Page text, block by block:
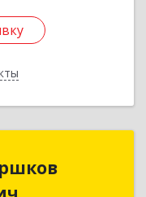
ИП Горшков